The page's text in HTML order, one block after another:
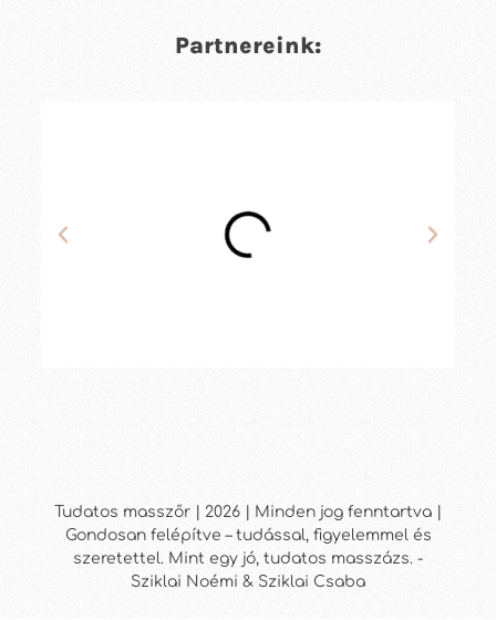
Partnereink:
Tudatos masszőr | 2026 | Minden jog fenntartva |
Gondosan felépítve – tudással, figyelemmel és
szeretettel. Mint egy jó, tudatos masszázs. -
Sziklai Noémi & Sziklai Csaba